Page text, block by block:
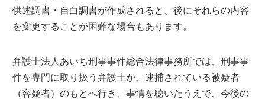
供述調書・自白調書が作成されると、後にそれらの内容
を変更することが困難な場合もあります。
弁護士法人あいち刑事事件総合法律事務所では、刑事事
件を専門に取り扱う弁護士が、逮捕されている被疑者
（容疑者）のもとへ行き、事情を聴いたうえで、今後の